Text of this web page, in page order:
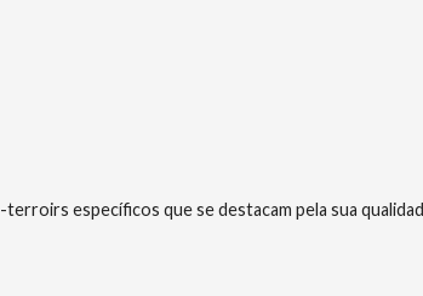
específicos que se destacam pela sua